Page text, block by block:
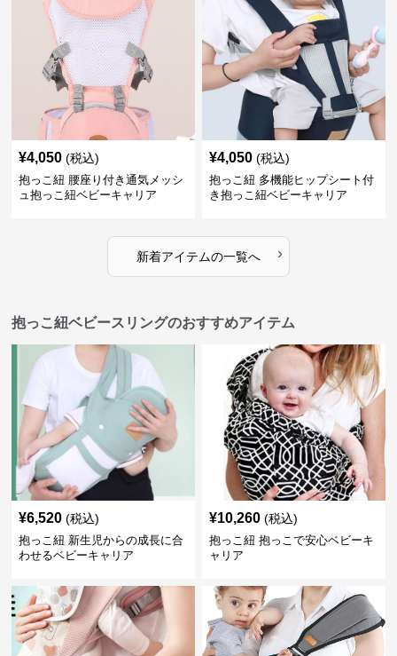
¥4,050 (税込)
抱っこ紐 腰座り付き通気メッシ
ュ抱っこ紐ベビーキャリア
¥4,050 (税込)
抱っこ紐 多機能ヒップシート付
き抱っこ紐ベビーキャリア
新着アイテムの一覧へ ›
抱っこ紐ベビースリングのおすすめアイテム
¥6,520 (税込)
抱っこ紐 新生児からの成長に合
わせるベビーキャリア
¥10,260 (税込)
抱っこ紐 抱っこで安心ベビーキ
ャリア